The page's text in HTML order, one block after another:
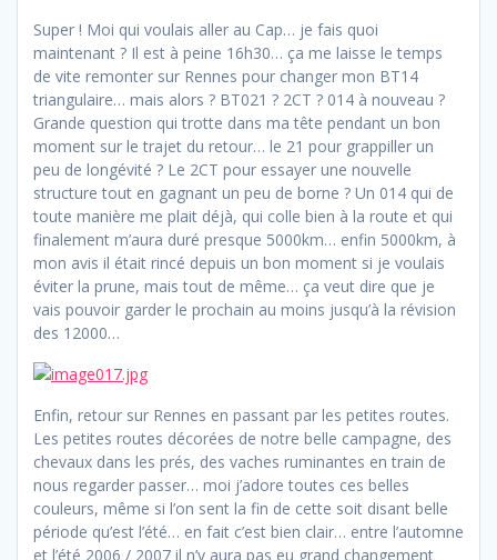
Super ! Moi qui voulais aller au Cap… je fais quoi
maintenant ? Il est à peine 16h30… ça me laisse le temps
de vite remonter sur Rennes pour changer mon BT14
triangulaire… mais alors ? BT021 ? 2CT ? 014 à nouveau ?
Grande question qui trotte dans ma tête pendant un bon
moment sur le trajet du retour… le 21 pour grappiller un
peu de longévité ? Le 2CT pour essayer une nouvelle
structure tout en gagnant un peu de borne ? Un 014 qui de
toute manière me plait déjà, qui colle bien à la route et qui
finalement m’aura duré presque 5000km… enfin 5000km, à
mon avis il était rincé depuis un bon moment si je voulais
éviter la prune, mais tout de même… ça veut dire que je
vais pouvoir garder le prochain au moins jusqu’à la révision
des 12000…
Enfin, retour sur Rennes en passant par les petites routes.
Les petites routes décorées de notre belle campagne, des
chevaux dans les prés, des vaches ruminantes en train de
nous regarder passer… moi j’adore toutes ces belles
couleurs, même si l’on sent la fin de cette soit disant belle
période qu’est l’été… en fait c’est bien clair… entre l’automne
et l’été 2006 / 2007 il n’y aura pas eu grand changement